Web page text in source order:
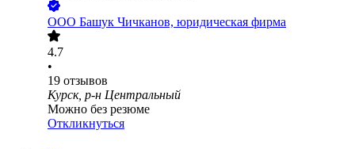
ООО Башук Чичканов, юридическая фирма
4.7
•
19 отзывов
Курск, р-н Центральный
Можно без резюме
Откликнуться